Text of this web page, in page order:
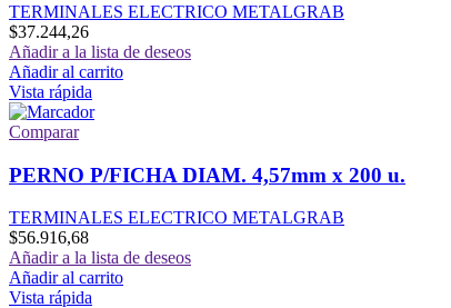
TERMINALES ELECTRICO METALGRAB
$37.244,26
Añadir a la lista de deseos
Añadir al carrito
Vista rápida
Comparar
PERNO P/FICHA DIAM. 4,57mm x 200 u.
TERMINALES ELECTRICO METALGRAB
$56.916,68
Añadir a la lista de deseos
Añadir al carrito
Vista rápida